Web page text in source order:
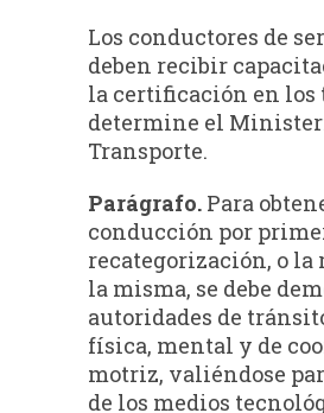
Los conductores de
deben recibir
la certificación en los
determine el
Transporte.
Parágrafo. Para
conducción por
recategorización, o la
la misma, se debe
autoridades de
física, mental y de
motriz, valiéndose
de los medios